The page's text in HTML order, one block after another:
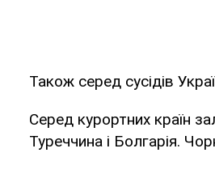
Також серед сусідів
Серед курортних країн
Туреччина і Болгарія.